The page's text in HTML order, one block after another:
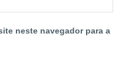
neste navegador para a